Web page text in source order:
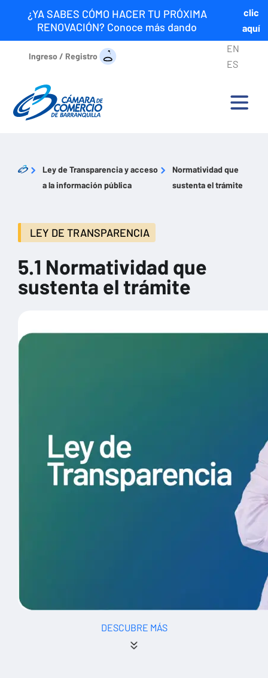
¿YA SABES CÓMO HACER TU PRÓXIMA
RENOVACIÓN? Conoce más dando
clic
aquí
Ingreso / Registro
EN
ES
Ley de Transparencia y acceso
a la información pública
Normatividad que
sustenta el trámite
LEY DE TRANSPARENCIA
5.1 Normatividad que
sustenta el trámite
DESCUBRE MÁS